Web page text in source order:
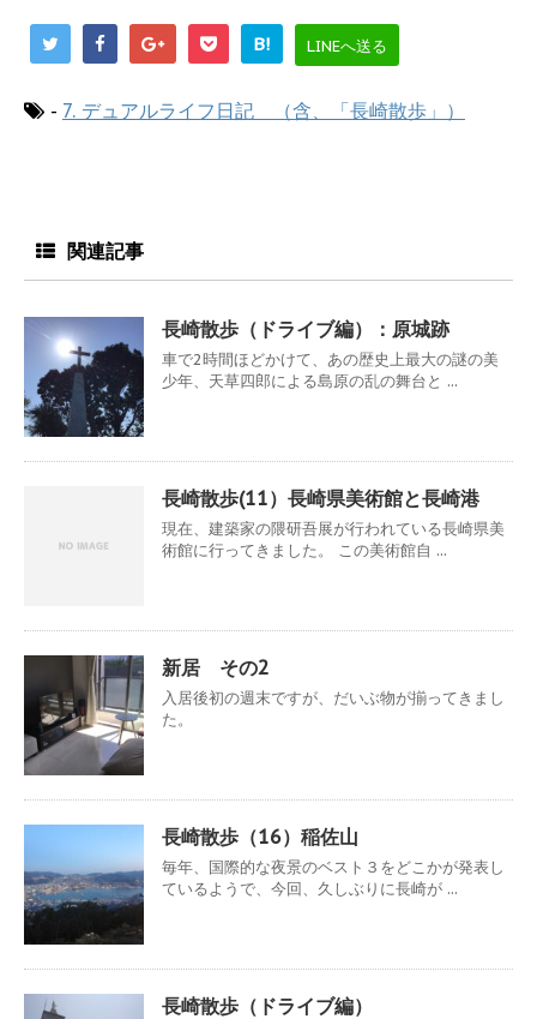
B! LINEへ送る
- 7. デュアルライフ日記 （含、「長崎散歩」）
関連記事
長崎散歩（ドライブ編）：原城跡
車で2時間ほどかけて、あの歴史上最大の謎の美
少年、天草四郎による島原の乱の舞台と ...
長崎散歩(11）長崎県美術館と長崎港
現在、建築家の隈研吾展が行われている長崎県美
術館に行ってきました。 この美術館自 ...
新居 その2
入居後初の週末ですが、だいぶ物が揃ってきまし
た。
長崎散歩（16）稲佐山
毎年、国際的な夜景のベスト３をどこかが発表し
ているようで、今回、久しぶりに長崎が ...
長崎散歩（ドライブ編）